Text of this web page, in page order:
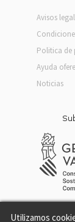
Avisos
Politica de
Ayuda
Noticias
Utilizamos